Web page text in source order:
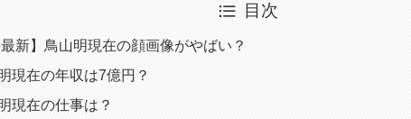
目次
新】鳥山明現在の顔画像がやばい？
現在の年収は7億円？
現在の仕事は？